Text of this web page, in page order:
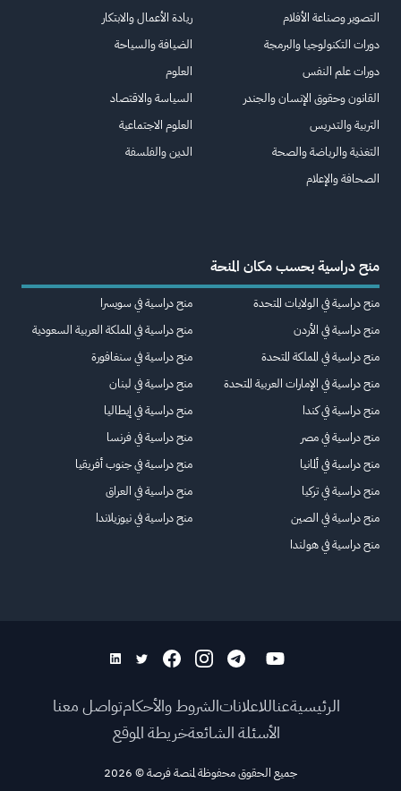
التصوير وصناعة الأفلام
دورات التكنولوجيا والبرمجة
دورات علم النفس
القانون وحقوق الإنسان والجندر
التربية والتدريس
التغذية والرياضة والصحة
الصحافة والإعلام
ريادة الأعمال والابتكار
الضيافة والسياحة
العلوم
السياسة والاقتصاد
العلوم الاجتماعية
الدين والفلسفة
منح دراسية بحسب مكان المنحة
منح دراسية في الولايات المتحدة
منح دراسية في الأردن
منح دراسية في المملكة المتحدة
منح دراسية في الإمارات العربية المتحدة
منح دراسية في كندا
منح دراسية في مصر
منح دراسية في ألمانيا
منح دراسية في تركيا
منح دراسية في الصين
منح دراسية في هولندا
منح دراسية في سويسرا
منح دراسية في المملكة العربية السعودية
منح دراسية في سنغافورة
منح دراسية في لبنان
منح دراسية في إيطاليا
منح دراسية في فرنسا
منح دراسية في جنوب أفريقيا
منح دراسية في العراق
منح دراسية في نيوزيلاندا
الرئيسيةعناللاعلاناتالشروط والأحكامتواصل معنا
الأسئلة الشائعةخريطة الموقع
جميع الحقوق محفوظة لمنصة فرصة©
2026